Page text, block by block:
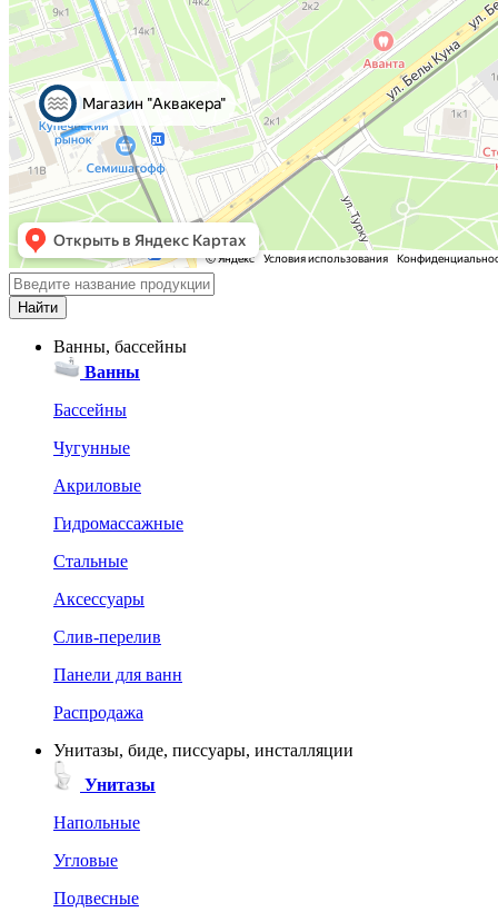
Ванны, бассейны
Ванны
Бассейны
Чугунные
Акриловые
Гидромассажные
Стальные
Аксессуары
Слив-перелив
Панели для ванн
Распродажа
Унитазы, биде, писсуары, инсталляции
Унитазы
Напольные
Угловые
Подвесные